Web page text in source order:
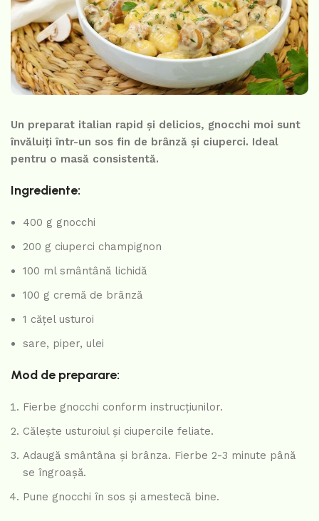
Un preparat italian rapid și delicios, gnocchi moi sunt
învăluiți într-un sos fin de brânză și ciuperci. Ideal
pentru o masă consistentă.
Ingrediente:
400 g gnocchi
200 g ciuperci champignon
100 ml smântână lichidă
100 g cremă de brânză
1 cățel usturoi
sare, piper, ulei
Mod de preparare:
Fierbe gnocchi conform instrucțiunilor.
Călește usturoiul și ciupercile feliate.
Adaugă smântâna și brânza. Fierbe 2-3 minute până
se îngroașă.
Pune gnocchi în sos și amestecă bine.